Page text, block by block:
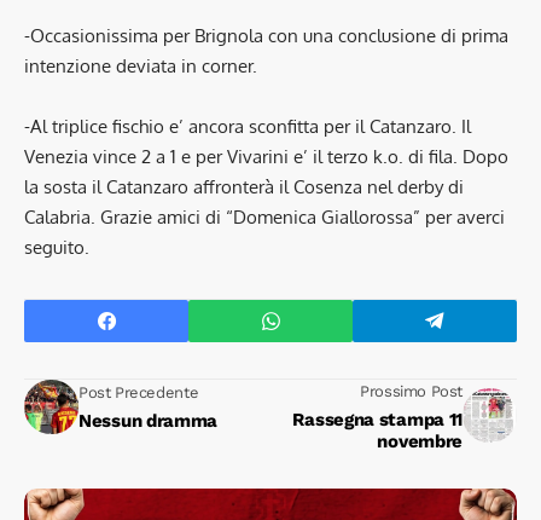
-Occasionissima per Brignola con una conclusione di prima
intenzione deviata in corner.
-Al triplice fischio e’ ancora sconfitta per il Catanzaro. Il
Venezia vince 2 a 1 e per Vivarini e’ il terzo k.o. di fila. Dopo
la sosta il Catanzaro affronterà il Cosenza nel derby di
Calabria. Grazie amici di “Domenica Giallorossa” per averci
seguito.
Post Precedente
Nessun dramma
Prossimo Post
Rassegna stampa 11
novembre